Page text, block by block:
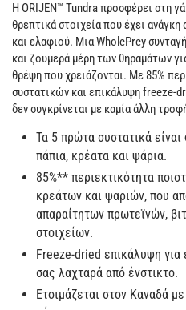
H ORIJEN™ Tundra προσφέρει στη
θρεπτικά στοιχεία που έχει
και ελαφιού. Μια WholePrey
και ζουμερά μέρη των θηραμάτων
θρέψη που χρειάζονται. Με 85%
συστατικών και επικάλυψη freeze-
δεν συγκρίνεται με καμία άλλη
Τα 5 πρώτα συστατικά
πάπια, κρέατα και ψάρια.
85%** περιεκτικότητα
κρεάτων και ψαριών, που
απαραίτητων πρωτεϊνών,
στοιχείων.
Freeze-dried επικάλυψη
σας λαχταρά από ένστικτο.
Ετοιμάζεται στον Καναδά